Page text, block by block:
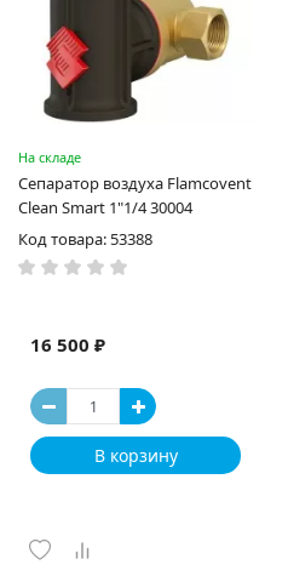
На складе
Сепаратор воздуха Flamcovent
Clean Smart 1"1/4 30004
Код товара: 53388
16 500 ₽
В корзину